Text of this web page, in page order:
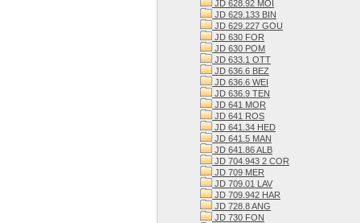
JD 628.92 MOI
JD 629.133 BIN
JD 629.227 GOU
JD 630 FOR
JD 630 POM
JD 633.1 OTT
JD 636.6 BEZ
JD 636.6 WEI
JD 636.9 TEN
JD 641 MOR
JD 641 ROS
JD 641.34 HED
JD 641.5 MAN
JD 641.86 ALB
JD 704.943 2 COR
JD 709 MER
JD 709.01 LAV
JD 709.942 HAR
JD 728.8 ANG
JD 730 FON